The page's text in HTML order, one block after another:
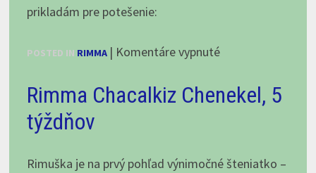
prikladám pre potešenie:
POSTED IN RIMMA | Komentáre vypnuténa
5
týždňa
Rimma Chacalkiz Chenekel, 5
týždňov
Rimuška je na prvý pohľad výnimočné šteniatko –